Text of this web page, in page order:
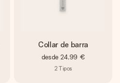
Collar de barra
desde 24,99 €
2 Tipos